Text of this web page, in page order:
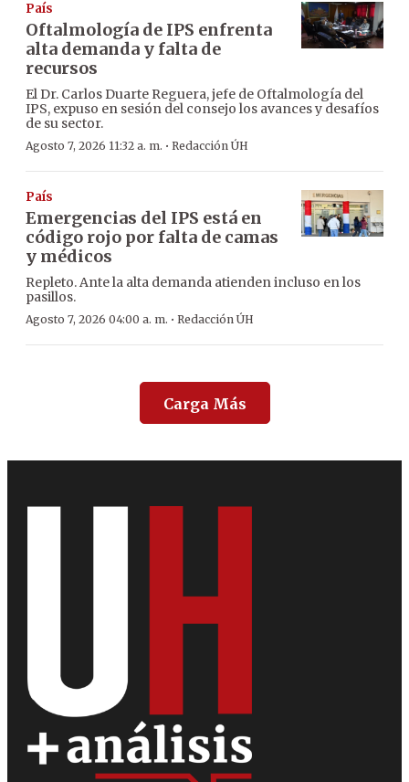
País
Oftalmología de IPS enfrenta
alta demanda y falta de
recursos
El Dr. Carlos Duarte Reguera, jefe de Oftalmología del
IPS, expuso en sesión del consejo los avances y desafíos
de su sector.
Agosto 7, 2026 11:32 a. m. · Redacción ÚH
País
Emergencias del IPS está en
código rojo por falta de camas
y médicos
Repleto. Ante la alta demanda atienden incluso en los
pasillos.
Agosto 7, 2026 04:00 a. m. · Redacción ÚH
Carga Más